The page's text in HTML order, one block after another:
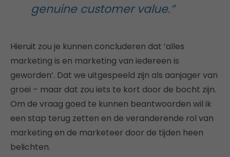
genuine customer value.”
Hieruit zou je kunnen concluderen dat ‘alles
marketing is en marketing van iedereen is
geworden’. Dat we uitgespeeld zijn als aanjager van
groei – maar dat zou iets te kort door de bocht zijn.
Om de vraag goed te kunnen beantwoorden wil ik
een stap terug zetten en de veranderende rol van
marketing en de marketeer door de tijden heen
belichten.